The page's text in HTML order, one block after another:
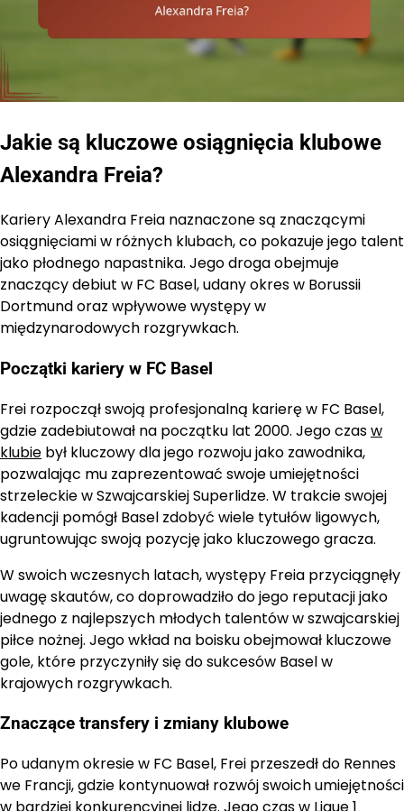
Jakie są kluczowe osiągnięcia klubowe
Alexandra Freia?
Kariery Alexandra Freia naznaczone są znaczącymi
osiągnięciami w różnych klubach, co pokazuje jego talent
jako płodnego napastnika. Jego droga obejmuje
znaczący debiut w FC Basel, udany okres w Borussii
Dortmund oraz wpływowe występy w
międzynarodowych rozgrywkach.
Początki kariery w FC Basel
Frei rozpoczął swoją profesjonalną karierę w FC Basel,
gdzie zadebiutował na początku lat 2000. Jego czasw
klubie był kluczowy dla jego rozwoju jako zawodnika,
pozwalając mu zaprezentować swoje umiejętności
strzeleckie w Szwajcarskiej Superlidze. W trakcie swojej
kadencji pomógł Basel zdobyć wiele tytułów ligowych,
ugruntowując swoją pozycję jako kluczowego gracza.
W swoich wczesnych latach, występy Freia przyciągnęły
uwagę skautów, co doprowadziło do jego reputacji jako
jednego z najlepszych młodych talentów w szwajcarskiej
piłce nożnej. Jego wkład na boisku obejmował kluczowe
gole, które przyczyniły się do sukcesów Basel w
krajowych rozgrywkach.
Znaczące transfery i zmiany klubowe
Po udanym okresie w FC Basel, Frei przeszedł do Rennes
we Francji, gdzie kontynuował rozwój swoich umiejętności